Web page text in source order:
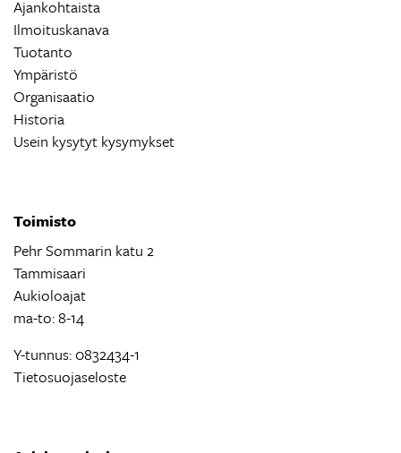
Ajankohtaista
Ilmoituskanava
Tuotanto
Ympäristö
Organisaatio
Historia
Usein kysytyt kysymykset
Toimisto
Pehr Sommarin katu 2
Tammisaari
Aukioloajat
ma-to: 8-14
Y-tunnus: 0832434-1
Tietosuojaseloste